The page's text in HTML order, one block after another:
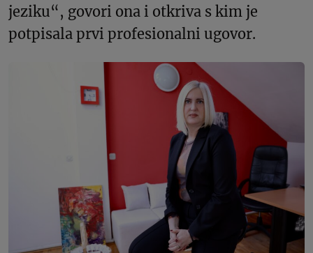
jeziku“, govori ona i otkriva s kim je
potpisala prvi profesionalni ugovor.